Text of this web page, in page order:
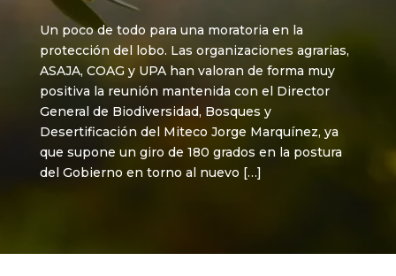
Un poco de todo para una moratoria en la
protección del lobo. Las organizaciones agrarias,
ASAJA, COAG y UPA han valoran de forma muy
positiva la reunión mantenida con el Director
General de Biodiversidad, Bosques y
Desertificación del Miteco Jorge Marquínez, ya
que supone un giro de 180 grados en la postura
del Gobierno en torno al nuevo […]